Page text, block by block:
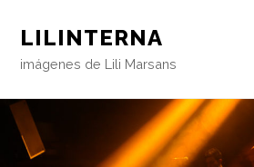
LILINTERNA
imágenes de Lili Marsans